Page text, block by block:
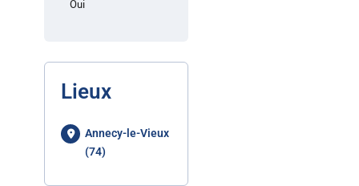
Oui
Lieux
Annecy-le-Vieux
(74)